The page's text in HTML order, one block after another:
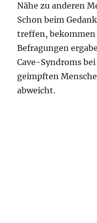
Nähe zu anderen
Schon beim
treffen, bekommen
Befragungen
Cave-Syndroms
geimpften
abweicht.